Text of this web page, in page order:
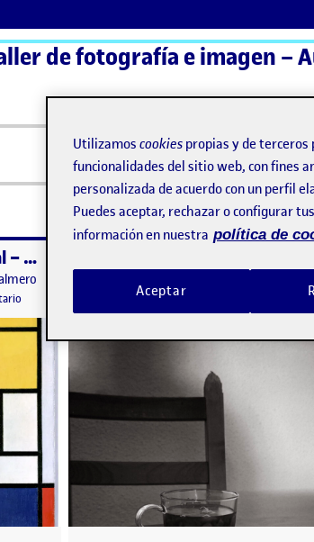
de fotografía e imagen –
ActiFolios
Practica semestral – Dietario digital
en Practica semestral – Dietario digital
Visibilidad:
Pública-Fecha de publicación
5 Nov 2025 5 noviembre,
Utilizamos cookies propias y de
funcionalidades del sitio web, con fines
personalizada de acuerdo con un perfil
Puedes aceptar, rechazar o configurar
información en nuestra política de
Aceptar